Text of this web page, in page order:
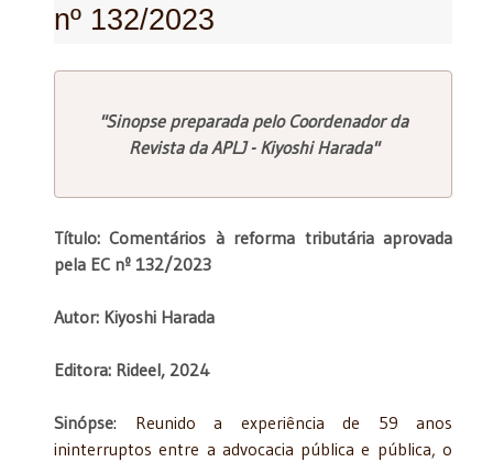
nº 132/2023
"Sinopse preparada pelo Coordenador da
Revista da APLJ - Kiyoshi Harada"
Título: Comentários à reforma tributária aprovada
pela EC nº 132/2023
Autor: Kiyoshi Harada
Editora: Rideel, 2024
Sinópse: Reunido a experiência de 59 anos
ininterruptos entre a advocacia pública e pública, o